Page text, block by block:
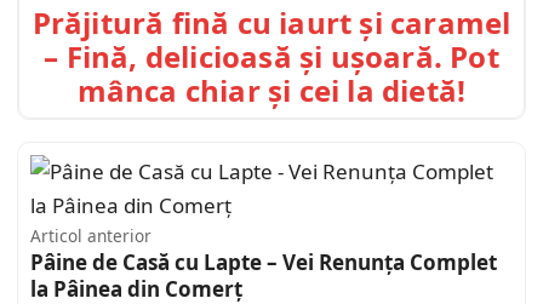
Prăjitură fină cu iaurt și caramel
– Fină, delicioasă și ușoară. Pot
mânca chiar și cei la dietă!
Articol anterior
Pâine de Casă cu Lapte – Vei Renunța Complet
la Pâinea din Comerț